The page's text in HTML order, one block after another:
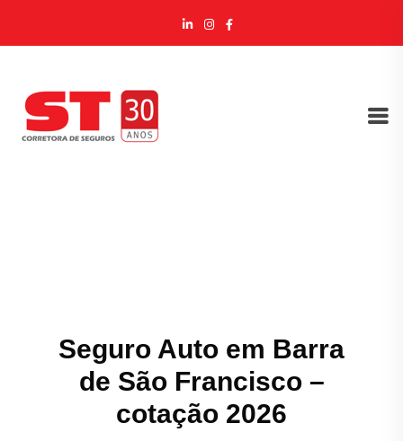
Seguro Auto em Barra
de São Francisco –
cotação 2026